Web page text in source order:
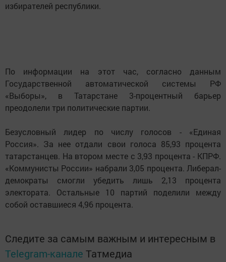
избирателей республики.
По информации на этот час, согласно данным
Государственной автоматической системы РФ
«Выборы», в Татарстане 3-процентный барьер
преодолели три политические партии.
Безусловный лидер по числу голосов - «Единая
Россия». За нее отдали свои голоса 85,93 процента
татарстанцев. На втором месте с 3,93 процента - КПРФ.
«Коммунисты России» набрали 3,05 процента. Либерал-
демократы смогли убедить лишь 2,13 процента
электората. Остальные 10 партий поделили между
собой оставшиеся 4,96 процента.
Следите за самым важным и интересным в
Telegram-канале Татмедиа